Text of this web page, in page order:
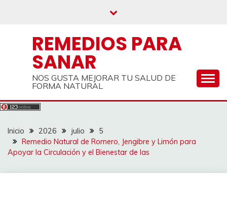
REMEDIOS PARA
SANAR
NOS GUSTA MEJORAR TU SALUD DE
FORMA NATURAL
Inicio 2026 julio
5
Remedio Natural de Romero, Jengibre y Limón para
Apoyar la Circulación y el Bienestar de las